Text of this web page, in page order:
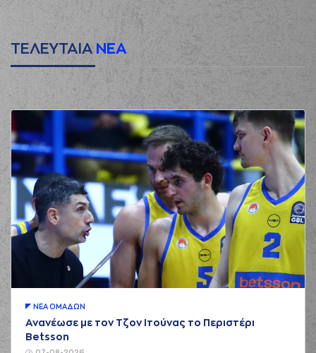
ΤΕΛΕΥΤΑΙΑ ΝΕΑ
ΝΕA ΟΜAΔΩΝ
Ανανέωσε με τον Τζον Ιτούνας το Περιστέρι
Betsson